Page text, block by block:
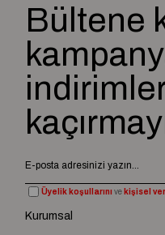
Bültene
Üyelik koşullarını ve kişisel
Kurumsal